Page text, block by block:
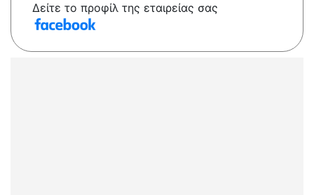
Δείτε το προφίλ της εταιρείας σας